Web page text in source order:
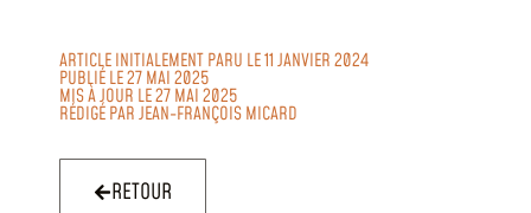
ARTICLE INITIALEMENT PARU LE 11 JANVIER 2024
PUBLIÉ LE 27 MAI 2025
MIS À JOUR LE 27 MAI 2025
RÉDIGÉ PARJEAN-FRANÇOIS MICARD
RETOUR